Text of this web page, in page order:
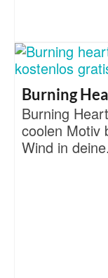
Burning
Burning
coolen Motiv
Wind in